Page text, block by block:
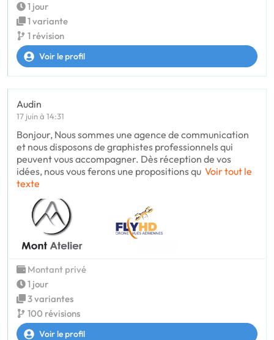
1 jour
1 variante
1 révision
Voir le profil
Audin
17 juin à 14:31
Bonjour, Nous sommes une agence de communication
et nous disposons de graphistes professionnels qui
peuvent vous accompagner. Dès réception de vos
idées, nous vous ferons une propositions qu Voir tout le
texte
Montant privé
1 jour
3 variantes
100 révisions
Voir le profil